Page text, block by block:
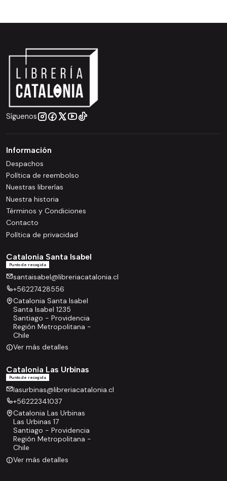
Síguenos
Información
Despachos
Política de reembolso
Nuestras librerías
Nuestra historia
Términos y Condiciones
Contacto
Política de privacidad
Catalonia Santa Isabel
Punto de recogida
santaisabel@libreriacatalonia.cl
+56227428556
Catalonia Santa Isabel
Santa Isabel 1235
Santiago - Providencia
Región Metropolitana -
Chile
Ver más detalles
Catalonia Las Urbinas
Punto de recogida
lasurbinas@libreriacatalonia.cl
+56222341037
Catalonia Las Urbinas
Las Urbinas 17
Santiago - Providencia
Región Metropolitana -
Chile
Ver más detalles